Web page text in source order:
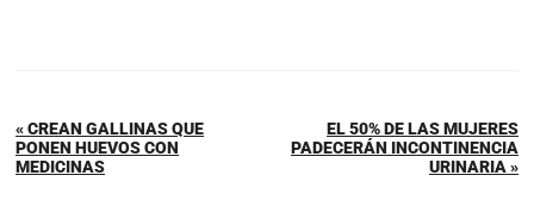
« CREAN GALLINAS QUE
PONEN HUEVOS CON
MEDICINAS
EL 50% DE LAS MUJERES
PADECERÁN INCONTINENCIA
URINARIA »